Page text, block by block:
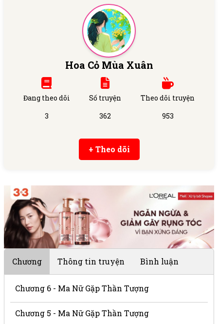
Hoa Cỏ Mùa Xuân
Đang theo dõi
3
Số truyện
362
Theo dõi truyện
953
+ Theo dõi
Chương Thông tin truyện Bình luận
Chương 6 - Ma Nữ Gặp Thần Tượng
Chương 5 - Ma Nữ Gặp Thần Tượng